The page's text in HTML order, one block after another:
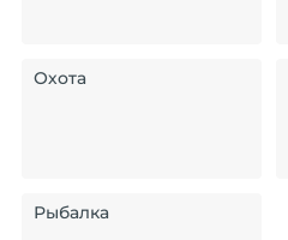
Охота
Рыбалка